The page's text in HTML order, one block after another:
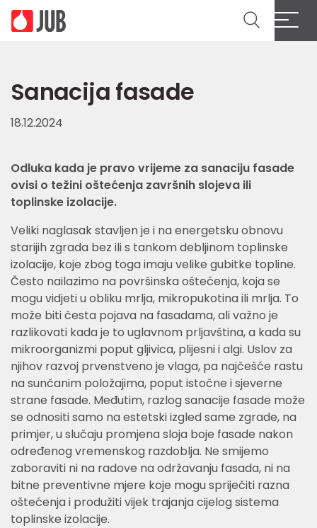
Sanacija fasade
18.12.2024
Odluka kada je pravo vrijeme za sanaciju fasade
ovisi o težini oštećenja završnih slojeva ili
toplinske izolacije.
Veliki naglasak stavljen je i na energetsku obnovu
starijih zgrada bez ili s tankom debljinom toplinske
izolacije, koje zbog toga imaju velike gubitke topline.
Često nailazimo na površinska oštećenja, koja se
mogu vidjeti u obliku mrlja, mikropukotina ili mrlja. To
može biti česta pojava na fasadama, ali važno je
razlikovati kada je to uglavnom prljavština, a kada su
mikroorganizmi poput gljivica, plijesni i algi. Uslov za
njihov razvoj prvenstveno je vlaga, pa najčešće rastu
na sunčanim položajima, poput istočne i sjeverne
strane fasade. Međutim, razlog sanacije fasade može
se odnositi samo na estetski izgled same zgrade, na
primjer, u slučaju promjena sloja boje fasade nakon
određenog vremenskog razdoblja. Ne smijemo
zaboraviti ni na radove na održavanju fasada, ni na
bitne preventivne mjere koje mogu spriječiti razna
oštećenja i produžiti vijek trajanja cijelog sistema
toplinske izolacije.